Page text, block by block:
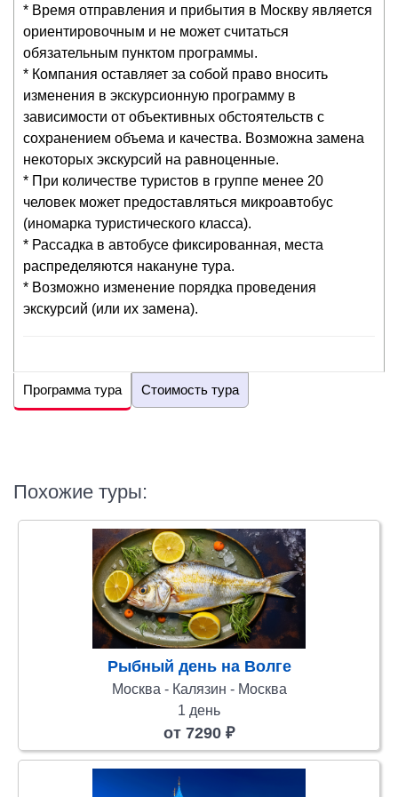
* Время отправления и прибытия в Москву является
ориентировочным и не может считаться
обязательным пунктом программы.
* Компания оставляет за собой право вносить
изменения в экскурсионную программу в
зависимости от объективных обстоятельств с
сохранением объема и качества. Возможна замена
некоторых экскурсий на равноценные.
* При количестве туристов в группе менее 20
человек может предоставляться микроавтобус
(иномарка туристического класса).
* Рассадка в автобусе фиксированная, места
распределяются накануне тура.
* Возможно изменение порядка проведения
экскурсий (или их замена).
Программа тура Стоимость тура
Похожие туры:
Рыбный день на Волге
Москва - Калязин - Москва
1 день
от 7290 ₽